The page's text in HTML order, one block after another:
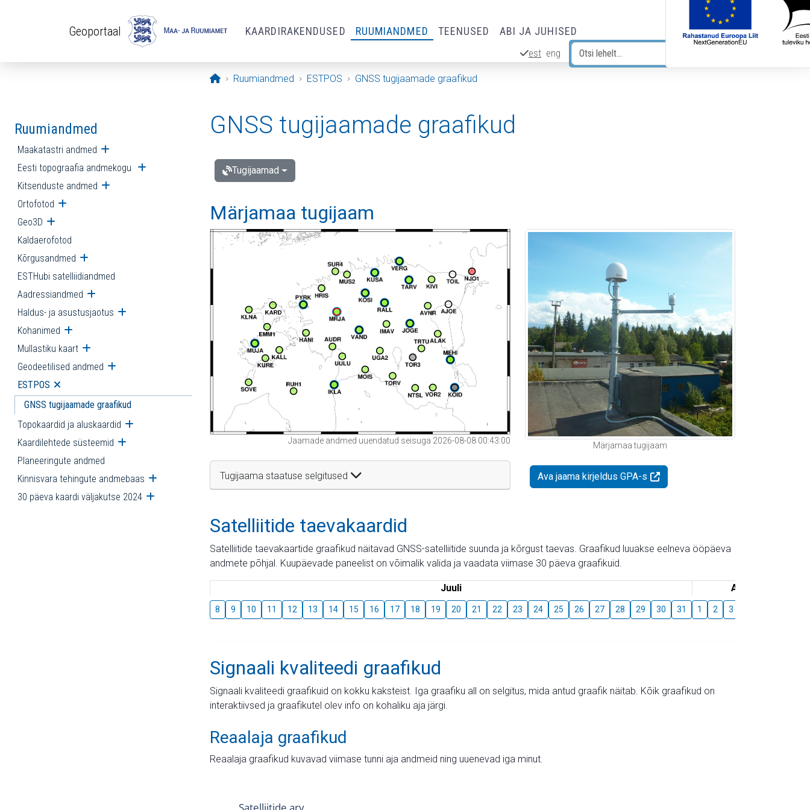
Geoportaal KAARDIRAKENDUSED RUUMIANDMED TEENUSED ABI JA JUHISED
est eng
Avaleht
Ruumiandmed ESTPOS GNSS tugijaamade graafikud
Ruumiandmed
Maakatastri andmed Ava alammenüü
Eesti topograafia andmekogu Ava alammenüü
Kitsenduste andmed Ava alammenüü
Ortofotod Ava alammenüü
Geo3D Ava alammenüü
Kaldaerofotod
Kõrgusandmed Ava alammenüü
ESTHubi satelliidiandmed
Aadressiandmed Ava alammenüü
Haldus- ja asustusjaotus Ava alammenüü
Kohanimed Ava alammenüü
Mullastiku kaart Ava alammenüü
Geodeetilised andmed Ava alammenüü
ESTPOS Ava alammenüü
GNSS tugijaamade graafikud
Topokaardid ja aluskaardid Ava alammenüü
Kaardilehtede süsteemid Ava alammenüü
Planeeringute andmed
Kinnisvara tehingute andmebaas Ava alammenüü
30 päeva kaardi väljakutse 2024 Ava alammenüü
GNSS tugijaamade graafikud
Tugijaamad
Märjamaa tugijaam
Jaamade andmed uuendatud seisuga 2026-08-08 00:43:00
Tugijaama staatuse selgitused
Märjamaa tugijaam
Ava jaama kirjeldus GPA-s
Satelliitide taevakaardid
Satelliitide taevakaartide graafikud näitavad GNSS-satelliitide suunda ja kõrgust taevas. Graafikud luuakse eelneva ööpäeva
andmete põhjal. Kuupäevade paneelist on võimalik valida ja vaadata viimase 30 päeva graafikuid.
Juuli August
8 9 10 11 12 13 14 15 16 17 18 19 20 21 22 23 24 25 26 27 28 29 30 31 1 2 3
Signaali kvaliteedi graafikud
Signaali kvaliteedi graafikuid on kokku kaksteist. Iga graafiku all on selgitus, mida antud graafik näitab. Kõik graafikud on
interaktiivsed ja graafikutel olev info on kohaliku aja järgi.
Reaalaja graafikud
Reaalaja graafikud kuvavad viimase tunni aja andmeid ning uuenevad iga minut.